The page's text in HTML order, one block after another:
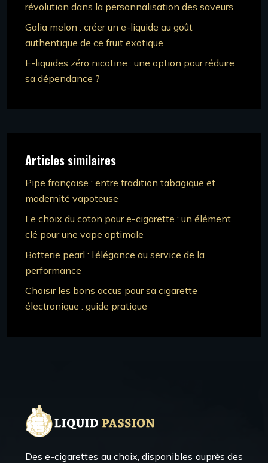
révolution dans la personnalisation des saveurs
Galia melon : créer un e-liquide au goût
authentique de ce fruit exotique
E-liquides zéro nicotine : une option pour réduire
sa dépendance ?
Articles similaires
Pipe française : entre tradition tabagique et
modernité vapoteuse
Le choix du coton pour e-cigarette : un élément
clé pour une vape optimale
Batterie pearl : l’élégance au service de la
performance
Choisir les bons accus pour sa cigarette
électronique : guide pratique
Des e-cigarettes au choix, disponibles auprès des